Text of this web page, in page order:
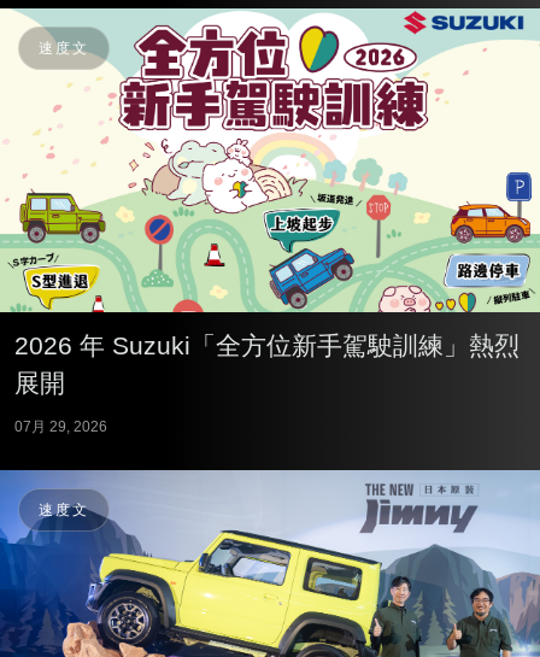
速度文
2026 年 Suzuki「全方位新手駕駛訓練」熱烈
展開
07月 29, 2026
速度文